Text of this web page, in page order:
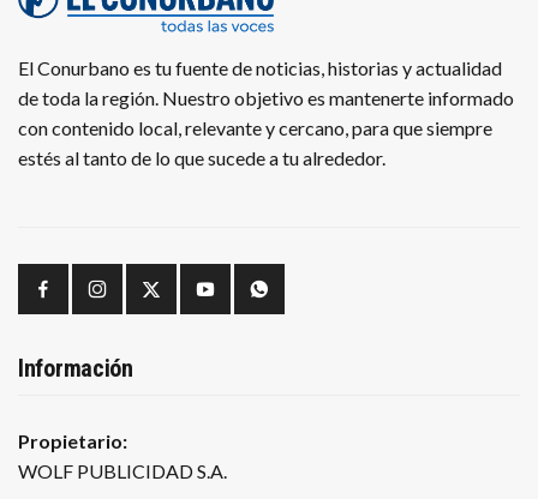
El Conurbano es tu fuente de noticias, historias y actualidad
de toda la región. Nuestro objetivo es mantenerte informado
con contenido local, relevante y cercano, para que siempre
estés al tanto de lo que sucede a tu alrededor.
Información
Propietario:
WOLF PUBLICIDAD S.A.